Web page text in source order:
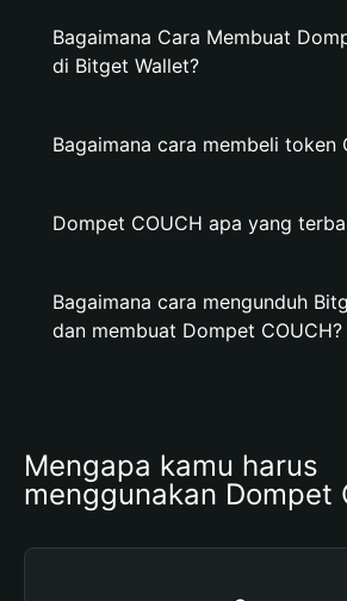
Bagaimana Cara Membuat
di Bitget Wallet?
Bagaimana cara membeli token
Dompet COUCH apa yang
Bagaimana cara mengunduh
dan membuat Dompet COUCH?
Mengapa kamu harus
menggunakan Dompet